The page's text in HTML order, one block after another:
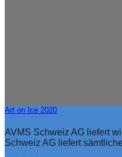
Art on Ice 2020
AVMS Schweiz AG liefert
Schweiz AG liefert